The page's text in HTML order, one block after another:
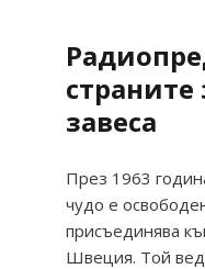
завеса
През 1963
чудо е
присъединява
Швеция. Той